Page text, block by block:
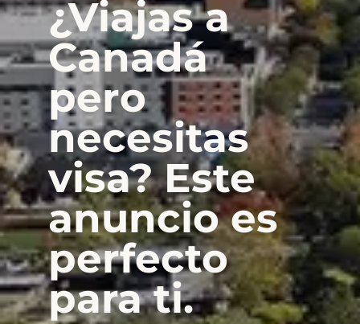
¿Viajas a
Canadá
pero
necesitas
visa? Este
anuncio es
perfecto
para ti.